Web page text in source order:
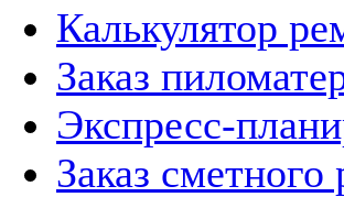
Калькулятор
Заказ
Экспресс-
Заказ сметного